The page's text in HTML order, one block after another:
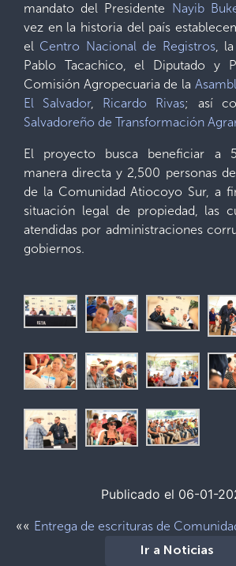
mandato del Presidente Nayib
vez en la historia del país
el Centro Nacional de Registros, la
Pablo Tacachico, el Diputado y
Comisión Agropecuaria de la
El Salvador, Ricardo Rivas; así
Salvadoreño de Transformación
El proyecto busca beneficiar a
manera directa y 2,500 personas
de la Comunidad Atiocoyo Sur, a
situación legal de propiedad, las
atendidas por administraciones
gobiernos.
Publicado el 06-01-
«« Entrega de escrituras de
Ir a Noticias